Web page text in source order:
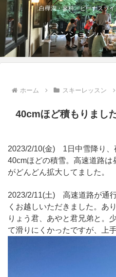
白樺湖・蓼科・ビーナスラ
ペンションハー
ホーム スキーレッスン
40cmほど積もりまし
2023/2/10(金) 1日中雪降り、
40cmほどの積雪。高速道路は
がどんどん拡大してました。
2023/2/11(土) 高速道路が通
くお越しいただきました。あ
りょう君、あやと君兄弟と。
て滑りにくかったですが、上